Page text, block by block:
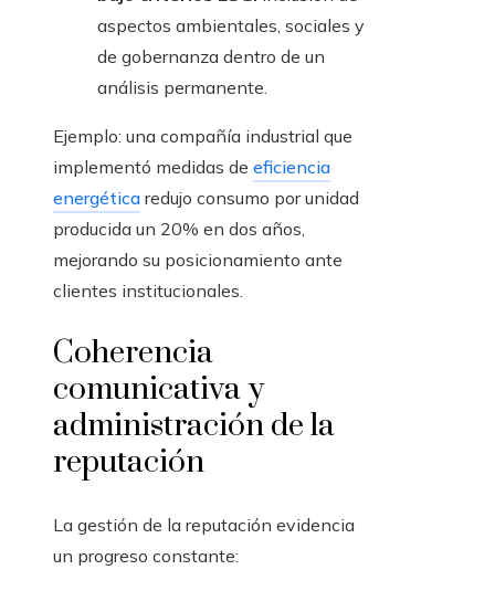
aspectos ambientales, sociales y
de gobernanza dentro de un
análisis permanente.
Ejemplo: una compañía industrial que
implementó medidas de eficiencia
energética redujo consumo por unidad
producida un 20% en dos años,
mejorando su posicionamiento ante
clientes institucionales.
Coherencia
comunicativa y
administración de la
reputación
La gestión de la reputación evidencia
un progreso constante: